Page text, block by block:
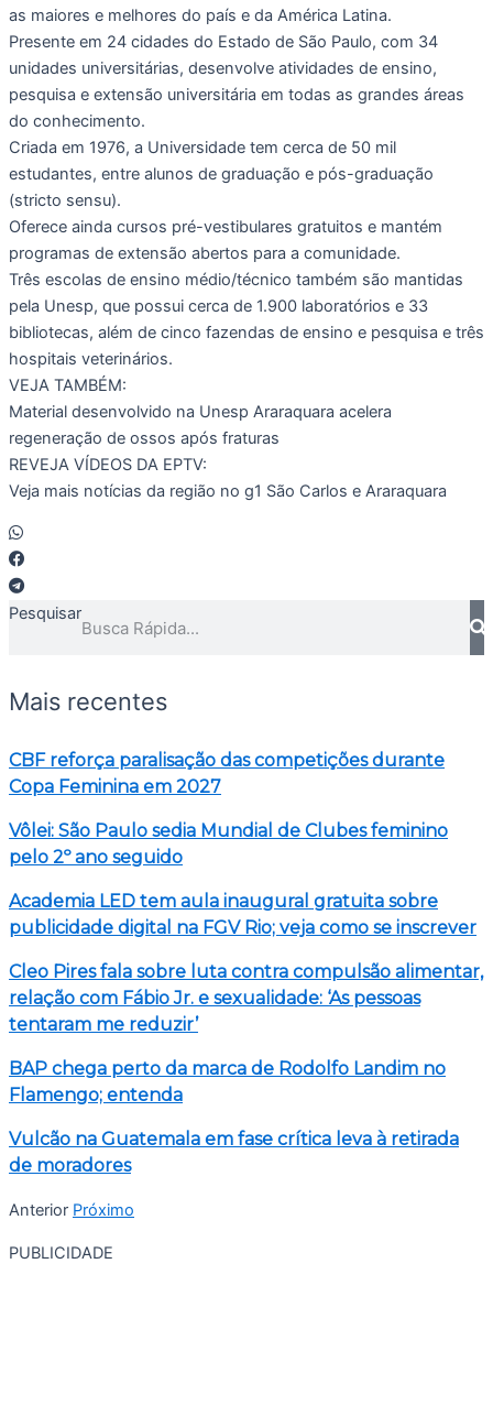
as maiores e melhores do país e da América Latina.
Presente em 24 cidades do Estado de São Paulo, com 34
unidades universitárias, desenvolve atividades de ensino,
pesquisa e extensão universitária em todas as grandes áreas
do conhecimento.
Criada em 1976, a Universidade tem cerca de 50 mil
estudantes, entre alunos de graduação e pós-graduação
(stricto sensu).
Oferece ainda cursos pré-vestibulares gratuitos e mantém
programas de extensão abertos para a comunidade.
Três escolas de ensino médio/técnico também são mantidas
pela Unesp, que possui cerca de 1.900 laboratórios e 33
bibliotecas, além de cinco fazendas de ensino e pesquisa e três
hospitais veterinários.
VEJA TAMBÉM:
Material desenvolvido na Unesp Araraquara acelera
regeneração de ossos após fraturas
REVEJA VÍDEOS DA EPTV:
Veja mais notícias da região no g1 São Carlos e Araraquara
Pesquisar
Mais recentes
CBF reforça paralisação das competições durante
Copa Feminina em 2027
Vôlei: São Paulo sedia Mundial de Clubes feminino
pelo 2º ano seguido
Academia LED tem aula inaugural gratuita sobre
publicidade digital na FGV Rio; veja como se inscrever
Cleo Pires fala sobre luta contra compulsão alimentar,
relação com Fábio Jr. e sexualidade: ‘As pessoas
tentaram me reduzir’
BAP chega perto da marca de Rodolfo Landim no
Flamengo; entenda
Vulcão na Guatemala em fase crítica leva à retirada
de moradores
Anterior Próximo
PUBLICIDADE